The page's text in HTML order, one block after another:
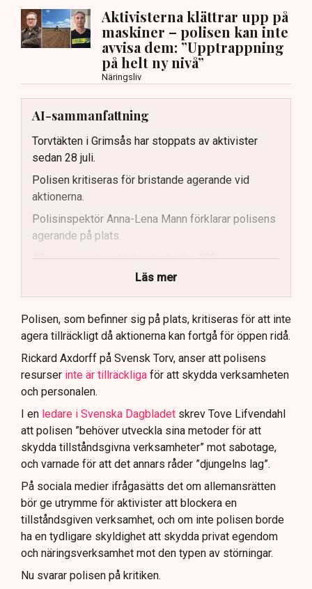
Aktivisterna klättrar upp på
maskiner – polisen kan inte
avvisa dem: ”Upptrappning
på helt ny nivå”
Näringsliv
AI-sammanfattning
Torvtäkten i Grimsås har stoppats av aktivister
sedan 28 juli.
Polisen kritiseras för bristande agerande vid
aktionerna.
Polisinspektör Anna-Lena Mann förklarar polisens
agerande på plats.
40 personer misstänks med cirka 120
brottsmisstankar kopplade.
Polisen använder drönare och uniformerad polis
för att dokumentera bevis.
Samtidigt är polisarbetet komplext när det gäller
att navigera juridiska rättigheter och gränser.
Läs mer
Polisen, som befinner sig på plats, kritiseras för att inte
agera tillräckligt då aktionerna kan fortgå för öppen ridå.
Rickard Axdorff på Svensk Torv, anser att polisens
resurser inte är tillräckliga för att skydda verksamheten
och personalen.
I en ledare i Svenska Dagbladet skrev Tove Lifvendahl
att polisen ”behöver utveckla sina metoder för att
skydda tillståndsgivna verksamheter” mot sabotage,
och varnade för att det annars råder ”djungelns lag”.
På sociala medier ifrågasätts det om allemansrätten
bör ge utrymme för aktivister att blockera en
tillståndsgiven verksamhet, och om inte polisen borde
ha en tydligare skyldighet att skydda privat egendom
och näringsverksamhet mot den typen av störningar.
Nu svarar polisen på kritiken.